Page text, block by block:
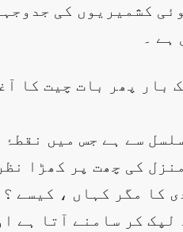
کشمیریوں کی
ہے ۔
بار پھر بات چیت کا
سے ہے جس میں
کی چھت پر کھڑا
کا مگر کہاں ، کیسے
کر سامنے آتا ہے